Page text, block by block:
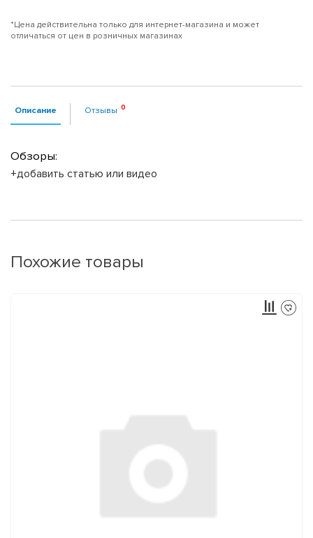
*Цена действительна только для интернет-магазина и может
отличаться от цен в розничных магазинах
Описание Отзывы
Обзоры:
+добавить статью или видео
Похожие товары